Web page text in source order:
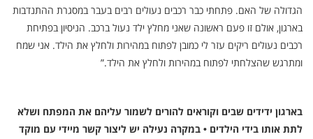
הגדולה של האם. פתחתי כבר רכבים נעולים רבים בעבר במסגרת ההתנדבות
בארגון, אולם זו פעם ראשונה שאני מחלץ ילד נעול ברכב. הניסיון בפתיחת
רכבים נעולים ריקים עזר לי כמובן לפתוח במהירות ולחלץ את הילד. אני שמח
ומתרגש שהצלחתי לפתוח במהירות ולחלץ את הילד.”
בארגון ידידים שבים וקוראים להורים לשמור עליהם את המפתח ושלא
לתת אותו בידי הילדים • במקרה נעילה יש ליצור קשר מיידי עם מוקד